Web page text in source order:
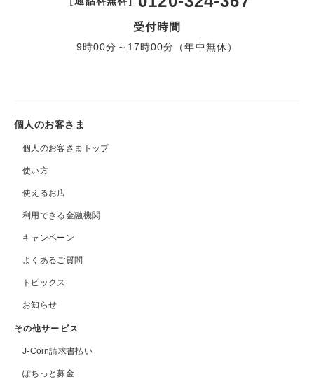
受付時間
9時00分～17時00分（年中無休）
個人のお客さま
個人のお客さまトップ
使い方
使えるお店
利用できる金融機関
キャンペーン
よくあるご質問
トピックス
お知らせ
その他サービス
J-Coin請求書払い
ぽちっと募金